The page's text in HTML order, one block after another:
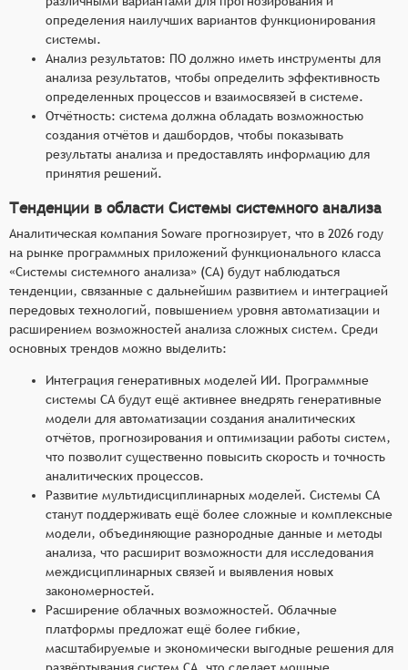
определения наилучших вариантов функционирования
системы.
Анализ результатов: ПО должно иметь инструменты для
анализа результатов, чтобы определить эффективность
определенных процессов и взаимосвязей в системе.
Отчётность: система должна обладать возможностью
создания отчётов и дашбордов, чтобы показывать
результаты анализа и предоставлять информацию для
принятия решений.
Тенденции в области Системы системного анализа
Аналитическая компания Soware прогнозирует, что в 2026 году
на рынке программных приложений функционального класса
«Системы системного анализа» (СА) будут наблюдаться
тенденции, связанные с дальнейшим развитием и интеграцией
передовых технологий, повышением уровня автоматизации и
расширением возможностей анализа сложных систем. Среди
основных трендов можно выделить:
Интеграция генеративных моделей ИИ. Программные
системы СА будут ещё активнее внедрять генеративные
модели для автоматизации создания аналитических
отчётов, прогнозирования и оптимизации работы систем,
что позволит существенно повысить скорость и точность
аналитических процессов.
Развитие мультидисциплинарных моделей. Системы СА
станут поддерживать ещё более сложные и комплексные
модели, объединяющие разнородные данные и методы
анализа, что расширит возможности для исследования
междисциплинарных связей и выявления новых
закономерностей.
Расширение облачных возможностей. Облачные
платформы предложат ещё более гибкие,
масштабируемые и экономически выгодные решения для